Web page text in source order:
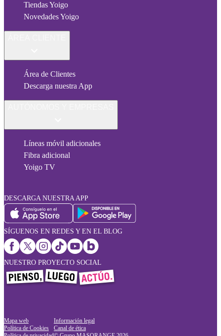
Tiendas Yoigo
Novedades Yoigo
Área de Clientes
Descarga nuestra App
Líneas móvil adicionales
Fibra adicional
Yoigo TV
DESCARGA NUESTRA APP
SÍGUENOS EN REDES Y EN EL BLOG
NUESTRO PROYECTO SOCIAL
Mapa web
Política de Cookies
Información legal
Canal de ética